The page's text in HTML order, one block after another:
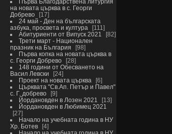
на новата църква в с. Георги
Добрево
17
24 май - Ден на българската
азбука, просвета и култура
111
Абитуриенти от Випуск 2021
82
Трети март - Национален
празник на България
98
Първа копка на новата църква в
с. Георги Добрево
28
148 години от Обесването на
Васил Левски
24
Проект на новата църква
6
Църквата "Св.Ап. Петър и Павел"
с. Г. добрево
9
Йордановден в Лозен 2021
13
Йордановден в Любимец 2021
27
Начало на учебната година в НУ
Хр. Ботев
4
Начало на учебната година в НУ